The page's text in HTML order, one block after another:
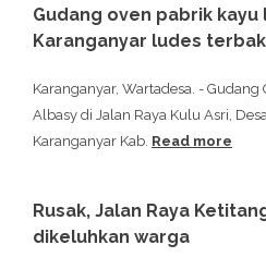
Gudang oven pabrik kayu
Karanganyar ludes
Karanganyar, Wartadesa. - Gudang
Albasy di Jalan Raya Kulu Asri,
Karanganyar Kab. Read more
Rusak, Jalan Raya
dikeluhkan warga